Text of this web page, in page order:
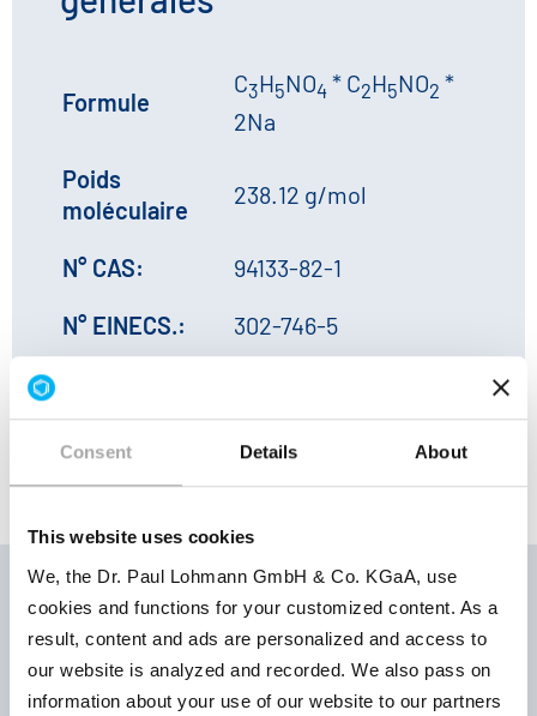
Consent Details About
This website uses cookies
We, the Dr. Paul Lohmann GmbH & Co. KGaA, use
cookies and functions for your customized content. As a
result, content and ads are personalized and access to
our website is analyzed and recorded. We also pass on
information about your use of our website to our partners
Formule
C3H5NO4 * C2H5NO2 *
2Na
Poids
moléculaire
238.12 g/mol
N° CAS:
94133-82-1
N° EINECS.:
302-746-5
Numéro
de
de stockage